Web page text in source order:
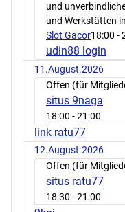
und
und Werkstätten
Slot Gacor18:00 -
udin88 login
11.August.2026
Offen (für
situs 9naga
18:00 - 21:00
link ratu77
12.August.2026
Offen (für
situs ratu77
18:30 - 21:00